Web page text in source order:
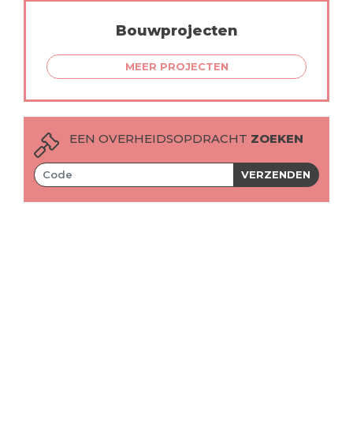
Bouwprojecten
MEER PROJECTEN
EEN OVERHEIDSOPDRACHT ZOEKEN
VERZENDEN